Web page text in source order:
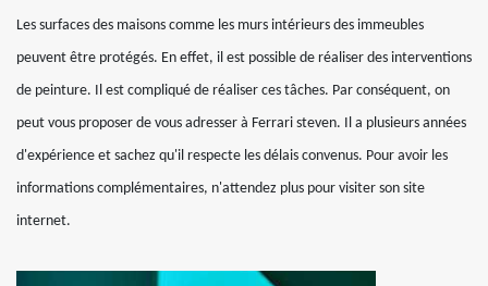
Les surfaces des maisons comme les murs intérieurs des immeubles
peuvent être protégés. En effet, il est possible de réaliser des interventions
de peinture. Il est compliqué de réaliser ces tâches. Par conséquent, on
peut vous proposer de vous adresser à Ferrari steven. Il a plusieurs années
d'expérience et sachez qu'il respecte les délais convenus. Pour avoir les
informations complémentaires, n'attendez plus pour visiter son site
internet.